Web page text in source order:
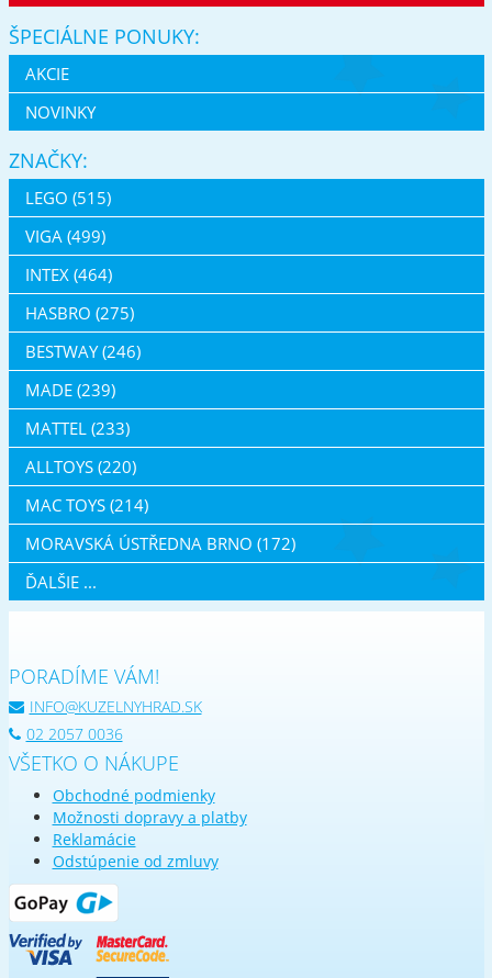
ŠPECIÁLNE PONUKY:
AKCIE
NOVINKY
ZNAČKY:
LEGO (515)
VIGA (499)
INTEX (464)
HASBRO (275)
BESTWAY (246)
MADE (239)
MATTEL (233)
ALLTOYS (220)
MAC TOYS (214)
MORAVSKÁ ÚSTŘEDNA BRNO (172)
ĎALŠIE ...
PORADÍME VÁM!
INFO@KUZELNYHRAD.SK
02 2057 0036
VŠETKO O NÁKUPE
Obchodné podmienky
Možnosti dopravy a platby
Reklamácie
Odstúpenie od zmluvy